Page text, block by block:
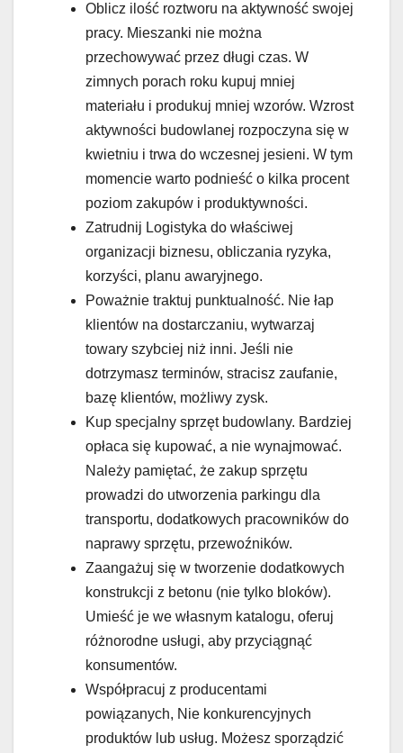
Oblicz ilość roztworu na aktywność swojej
pracy. Mieszanki nie można
przechowywać przez długi czas. W
zimnych porach roku kupuj mniej
materiału i produkuj mniej wzorów. Wzrost
aktywności budowlanej rozpoczyna się w
kwietniu i trwa do wczesnej jesieni. W tym
momencie warto podnieść o kilka procent
poziom zakupów i produktywności.
Zatrudnij Logistyka do właściwej
organizacji biznesu, obliczania ryzyka,
korzyści, planu awaryjnego.
Poważnie traktuj punktualność. Nie łap
klientów na dostarczaniu, wytwarzaj
towary szybciej niż inni. Jeśli nie
dotrzymasz terminów, stracisz zaufanie,
bazę klientów, możliwy zysk.
Kup specjalny sprzęt budowlany. Bardziej
opłaca się kupować, a nie wynajmować.
Należy pamiętać, że zakup sprzętu
prowadzi do utworzenia parkingu dla
transportu, dodatkowych pracowników do
naprawy sprzętu, przewoźników.
Zaangażuj się w tworzenie dodatkowych
konstrukcji z betonu (nie tylko bloków).
Umieść je we własnym katalogu, oferuj
różnorodne usługi, aby przyciągnąć
konsumentów.
Współpracuj z producentami
powiązanych, Nie konkurencyjnych
produktów lub usług. Możesz sporządzić